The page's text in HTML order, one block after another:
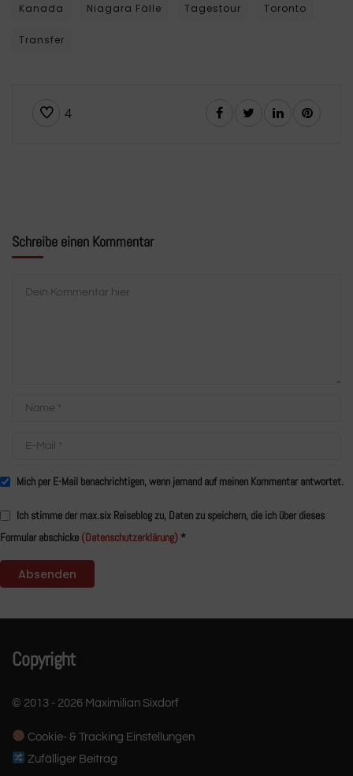
Kanada Niagara Fälle Tagestour Toronto
Transfer
4
Schreibe einen Kommentar
Mich per E-Mail benachrichtigen, wenn jemand auf meinen Kommentar antwortet.
Ich stimme der max.six Reiseblog zu, Daten zu speichern, die ich über dieses
Formular abschicke (Datenschutzerklärung) *
Copyright
© 2013 - 2026 Maximilian Sixdorf
Cookie- & Tracking Einstellungen
Zufälliger Beitrag